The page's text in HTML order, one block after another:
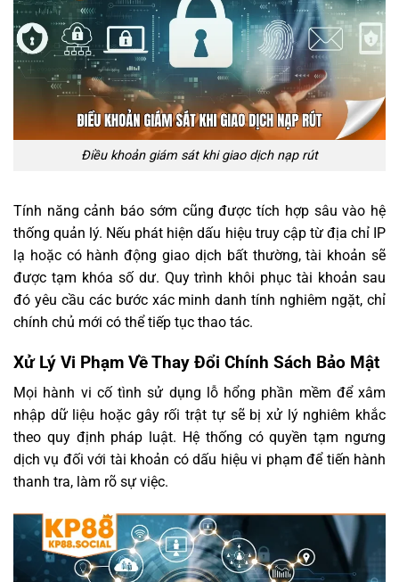
Điều khoản giám sát khi giao dịch nạp rút
Tính năng cảnh báo sớm cũng được tích hợp sâu vào hệ
thống quản lý. Nếu phát hiện dấu hiệu truy cập từ địa chỉ IP
lạ hoặc có hành động giao dịch bất thường, tài khoản sẽ
được tạm khóa số dư. Quy trình khôi phục tài khoản sau
đó yêu cầu các bước xác minh danh tính nghiêm ngặt, chỉ
chính chủ mới có thể tiếp tục thao tác.
Xử Lý Vi Phạm Về Thay Đổi Chính Sách Bảo Mật
Mọi hành vi cố tình sử dụng lỗ hổng phần mềm để xâm
nhập dữ liệu hoặc gây rối trật tự sẽ bị xử lý nghiêm khắc
theo quy định pháp luật. Hệ thống có quyền tạm ngưng
dịch vụ đối với tài khoản có dấu hiệu vi phạm để tiến hành
thanh tra, làm rõ sự việc.